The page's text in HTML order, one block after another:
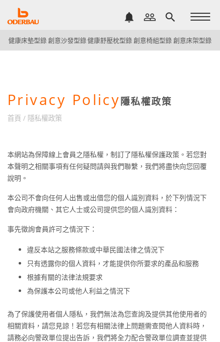
notifications people_outline search
健康床墊型錄創意沙發型錄健康舒壓枕型錄創意椅組型錄創意床架型錄
Privacy Policy隱私權政策
首頁 / 隱私權政策
本網站為保障線上會員之隱私權，制訂了隱私權保護政策。若您對
本聲明之相關事項有任何疑問請與我們聯繫，我們將盡快向您回覆
說明。
本公司不會向任何人出售或出借您的個人識別資料，於下列情況下
會向政府機關、其它人士或公司提供您的個人識別資料：
事先徵詢會員許可之情況下：
違反本站之服務條款或中華民國法律之情況下
只有透露你的個人資料，才能提供你所要求的產品和服務
根據有關的法律法規要求
為保護本公司或他人利益之情況下
為了保護使用者個人隱私，我們無法為您查詢及提供其他使用者的
相關資料，請您見諒！若您有相關法律上問題需查閱他人資料時，
請務必向警政單位提出告訴，我們將全力配合警政單位調查並提供